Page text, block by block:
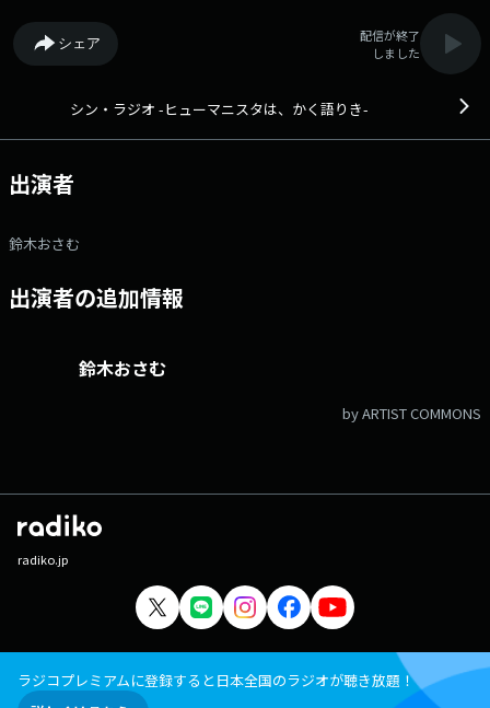
スタジオ生出演！ 生放送でマッチづくしの３時間をお届けしま
す！ 鈴木おさむ／週替りパートナー 番組宛メール
radio@bayfm.co.jp 番組公式LINE radio78mhz 番組公式HP
https://twitter.com/radio78MHz 番組公式ハッシュタグ 「#シンラジ
シェア
配信が終了
しました
シン・ラジオ -ヒューマニスタは、かく語りき-
出演者
鈴木おさむ
出演者の追加情報
鈴木おさむ
by ARTIST COMMONS
radiko.jp
ラジコプレミアムに登録すると日本全国のラジオが聴き放題！